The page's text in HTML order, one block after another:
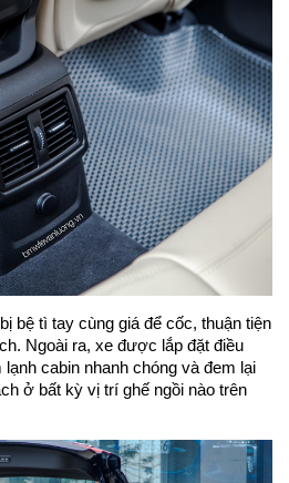
bệ tì tay cùng giá để cốc, thuận tiện
Ngoài ra, xe được lắp đặt điều
cabin nhanh chóng và đem lại
ở bất kỳ vị trí ghế ngồi nào trên